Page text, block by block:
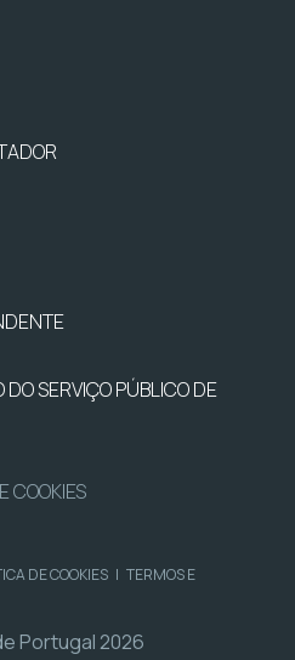
SERVIÇO PÚBLICO DE
COOKIES
DE COOKIES | TERMOS E
Portugal 2026